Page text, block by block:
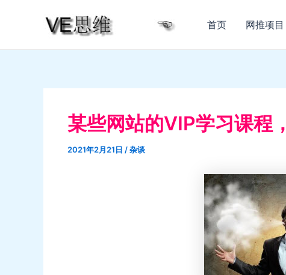
首页 网推项目
某些网站的VIP学习课程
2021年2月21日 /杂谈